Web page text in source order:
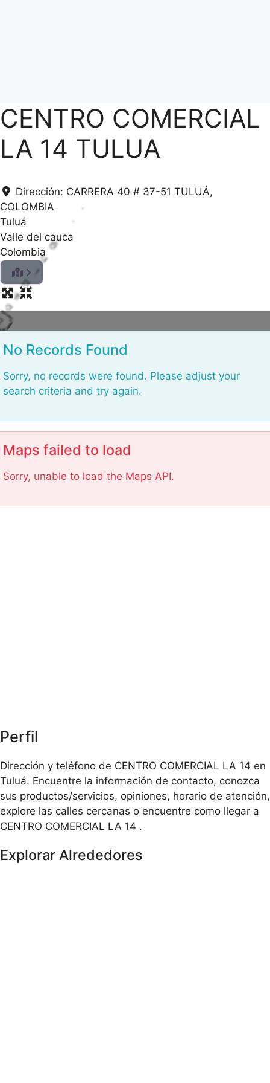
CENTRO COMERCIAL
LA 14 TULUA
Dirección: CARRERA 40 # 37-51 TULUÁ,
COLOMBIA
Tuluá
Valle del cauca
Colombia
No Records Found
Sorry, no records were found. Please adjust your
search criteria and try again.
Maps failed to load
Sorry, unable to load the Maps API.
Perfil
Dirección y teléfono de CENTRO COMERCIAL LA 14 en
Tuluá. Encuentre la información de contacto, conozca
sus productos/servicios, opiniones, horario de atención,
explore las calles cercanas o encuentre como llegar a
CENTRO COMERCIAL LA 14 .
Explorar Alrededores